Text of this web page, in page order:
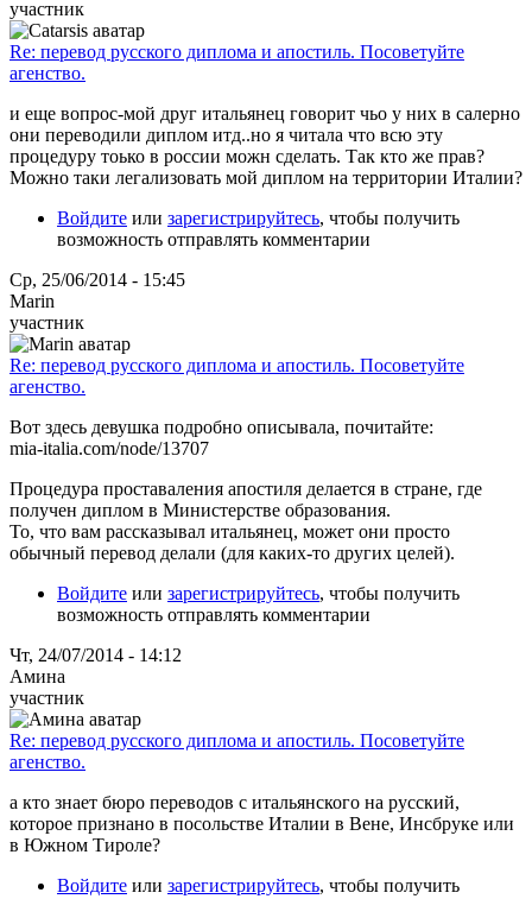
участник
Re: перевод русского диплома и апостиль. Посоветуйте
агенство.
и еще вопрос-мой друг итальянец говорит чьо у них в салерно
они переводили диплом итд..но я читала что всю эту
процедуру тоько в россии можн сделать. Так кто же прав?
Можно таки легализовать мой диплом на территории Италии?
Войдите или зарегистрируйтесь, чтобы получить
возможность отправлять комментарии
Ср, 25/06/2014 - 15:45
Marin
участник
Re: перевод русского диплома и апостиль. Посоветуйте
агенство.
Вот здесь девушка подробно описывала, почитайте:
mia-italia.com/node/13707
Процедура проставаления апостиля делается в стране, где
получен диплом в Министерстве образования.
То, что вам рассказывал итальянец, может они просто
обычный перевод делали (для каких-то других целей).
Войдите или зарегистрируйтесь, чтобы получить
возможность отправлять комментарии
Чт, 24/07/2014 - 14:12
Амина
участник
Re: перевод русского диплома и апостиль. Посоветуйте
агенство.
а кто знает бюро переводов с итальянского на русский,
которое признано в посольстве Италии в Вене, Инсбруке или
в Южном Тироле?
Войдите или зарегистрируйтесь, чтобы получить